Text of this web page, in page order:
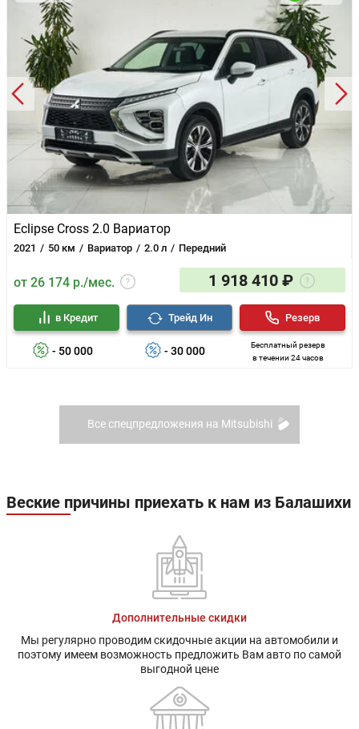
Eclipse Cross 2.0 Вариатор
2021 50 км Вариатор 2.0 л Передний
от 26 174 р./мес. 1 918 410 ₽
- 50 000
в Кредит
- 30 000
Трейд Ин
Бесплатный резерв
в течении 24 часов
Резерв
Все спецпредложения на Mitsubishi
Веские причины приехать к нам из Балашихи
Дополнительные скидки
Мы регулярно проводим скидочные акции на автомобили и
поэтому имеем возможность предложить Вам авто по самой
выгодной цене